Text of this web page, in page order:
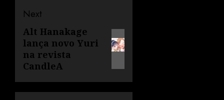
Next
Alt Hanakage
lança novo Yuri
na revista
CandleA